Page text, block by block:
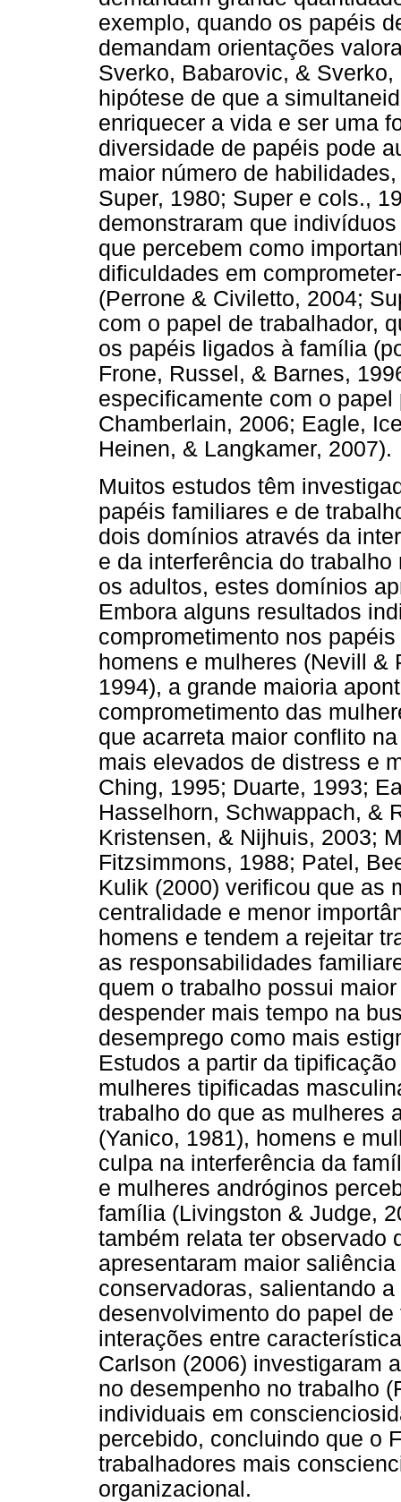
exemplo, quando os papéis
demandam orientações
Sverko, Babarovic, &
hipótese de que a
enriquecer a vida e ser uma
diversidade de papéis pode
maior número de
Super, 1980; Super e cols.,
demonstraram que
que percebem como
dificuldades em
(Perrone & Civiletto, 2004;
com o papel de trabalhador,
os papéis ligados à família
Frone, Russel, & Barnes,
especificamente com o
Chamberlain, 2006; Eagle,
Heinen, & Langkamer, 2007).
Muitos estudos têm
papéis familiares e de
dois domínios através da
e da interferência do
os adultos, estes domínios
Embora alguns resultados
comprometimento nos
homens e mulheres (Nevill &
1994), a grande maioria
comprometimento das
que acarreta maior conflito
mais elevados de distress e
Ching, 1995; Duarte, 1993;
Hasselhorn, Schwappach, &
Kristensen, & Nijhuis, 2003;
Fitzsimmons, 1988; Patel,
Kulik (2000) verificou que as
centralidade e menor
homens e tendem a rejeitar
as responsabilidades
quem o trabalho possui
despender mais tempo na
desemprego como mais
Estudos a partir da
mulheres tipificadas
trabalho do que as mulheres
(Yanico, 1981), homens e
culpa na interferência da
e mulheres andróginos
família (Livingston & Judge,
também relata ter observado
apresentaram maior
conservadoras, salientando
desenvolvimento do papel
interações entre
Carlson (2006) investigaram
no desempenho no trabalho
individuais em
percebido, concluindo que o
trabalhadores mais
organizacional.